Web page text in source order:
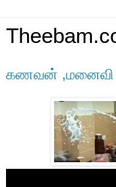
கணவன் ,மனைவி -